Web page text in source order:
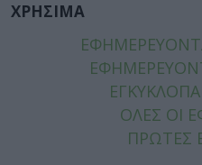
ΧΡΗΣΙΜΑ
ΟΛΕΣ ΟΙ
ΠΡΩΤΕΣ